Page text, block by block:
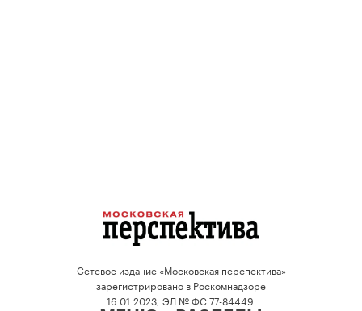
Сетевое издание «Московская перспектива»
зарегистрировано в Роскомнадзоре
16.01.2023, ЭЛ № ФС 77-84449.